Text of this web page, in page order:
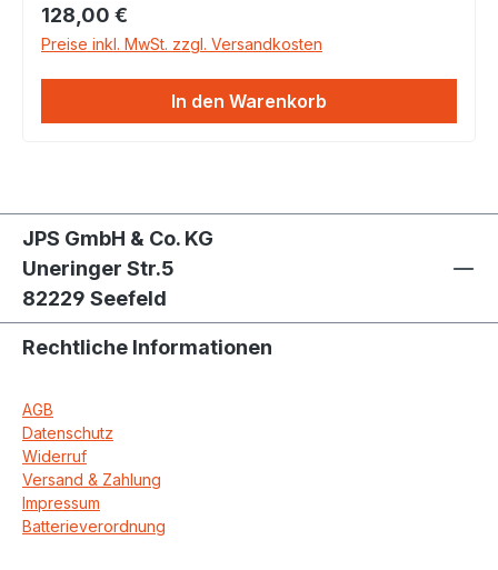
Regulärer Preis:
128,00 €
Preise inkl. MwSt. zzgl. Versandkosten
In den Warenkorb
JPS GmbH & Co. KG
Uneringer Str.5
82229 Seefeld
Rechtliche Informationen
AGB
Datenschutz
Widerruf
Versand & Zahlung
Impressum
Batterieverordnung